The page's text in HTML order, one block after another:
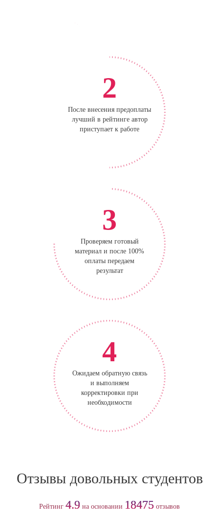
2
После внесения предоплаты
лучший в рейтинге автор
приступает к работе
3
Проверяем готовый
материал и после 100%
оплаты передаем
результат
4
Ожидаем обратную связь
и выполняем
корректировки при
необходимости
Отзывы довольных студентов
Рейтинг 4.9 на основании 18475 отзывов